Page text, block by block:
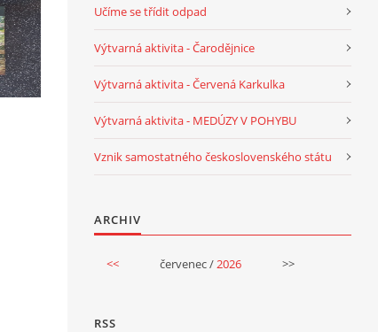
Učíme se třídit odpad
Výtvarná aktivita - Čarodějnice
Výtvarná aktivita - Červená Karkulka
Výtvarná aktivita - MEDÚZY V POHYBU
Vznik samostatného československého státu
ARCHIV
<< červenec / 2026 >>
RSS